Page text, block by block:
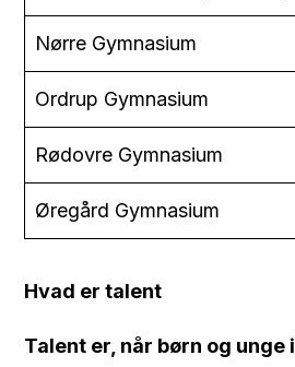
Nørre Gymnasium
Ordrup Gymnasium
Rødovre Gymnasium
Øregård Gymnasium
Hvad er talent
Talent er, når børn og unge i